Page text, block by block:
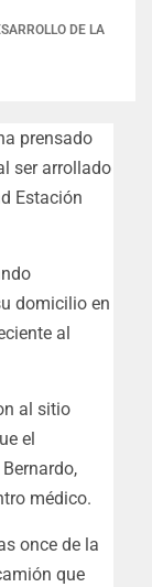
DE LA
prensado
ser arrollado
Estación
domicilio en
al
al sitio
el
médico.
once de la
que